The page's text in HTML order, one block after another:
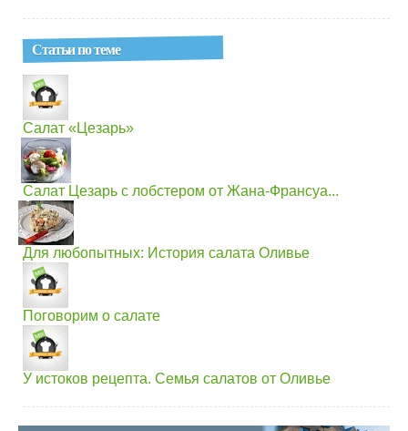
Статьи по теме
Салат «Цезарь»
Салат Цезарь с лобстером от Жана-Франсуа...
Для любопытных: История салата Оливье
Поговорим о салате
У истоков рецепта. Семья салатов от Оливье